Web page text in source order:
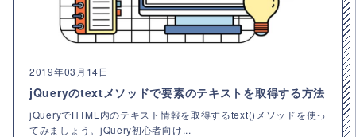
2019年03月14日
jQueryのtextメソッドで要素のテキストを取得する方法
jQueryでHTML内のテキスト情報を取得するtext()メソッドを使っ
てみましょう。jQuery初心者向け...